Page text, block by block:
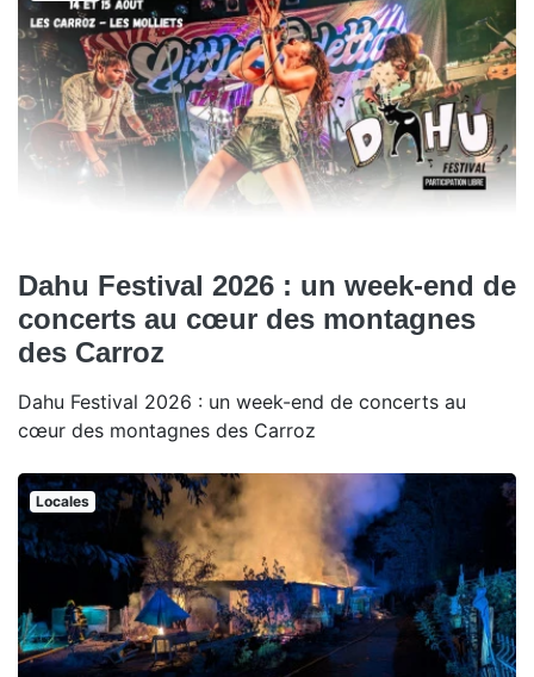
Dahu Festival 2026 : un week-end de
concerts au cœur des montagnes
des Carroz
Dahu Festival 2026 : un week-end de concerts au
cœur des montagnes des Carroz
Locales